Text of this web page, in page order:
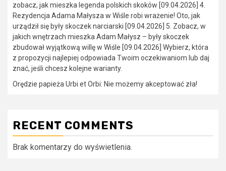
zobacz, jak mieszka legenda polskich skoków [09.04.2026] 4.
Rezydencja Adama Małysza w Wiśle robi wrażenie! Oto, jak
urządził się były skoczek narciarski [09.04.2026] 5. Zobacz, w
jakich wnętrzach mieszka Adam Małysz – były skoczek
zbudował wyjątkową willę w Wiśle [09.04.2026] Wybierz, która
z propozycji najlepiej odpowiada Twoim oczekiwaniom lub daj
znać, jeśli chcesz kolejne warianty.
Orędzie papieża Urbi et Orbi: Nie możemy akceptować zła!
RECENT COMMENTS
Brak komentarzy do wyświetlenia.